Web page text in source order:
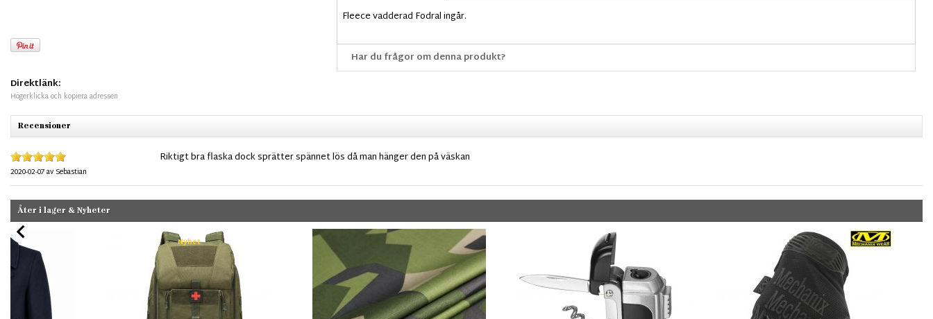
Direktlänk:
Högerklicka och kopiera adressen
Fleece vadderad Fodral ingår.
Har du frågor om denna produkt?
Recensioner
2020-02-07av Sebastian
Riktigt bra flaska dock sprätter spännet lös då man hänger den på väskan
Åter i lager & Nyheter
Nyhet